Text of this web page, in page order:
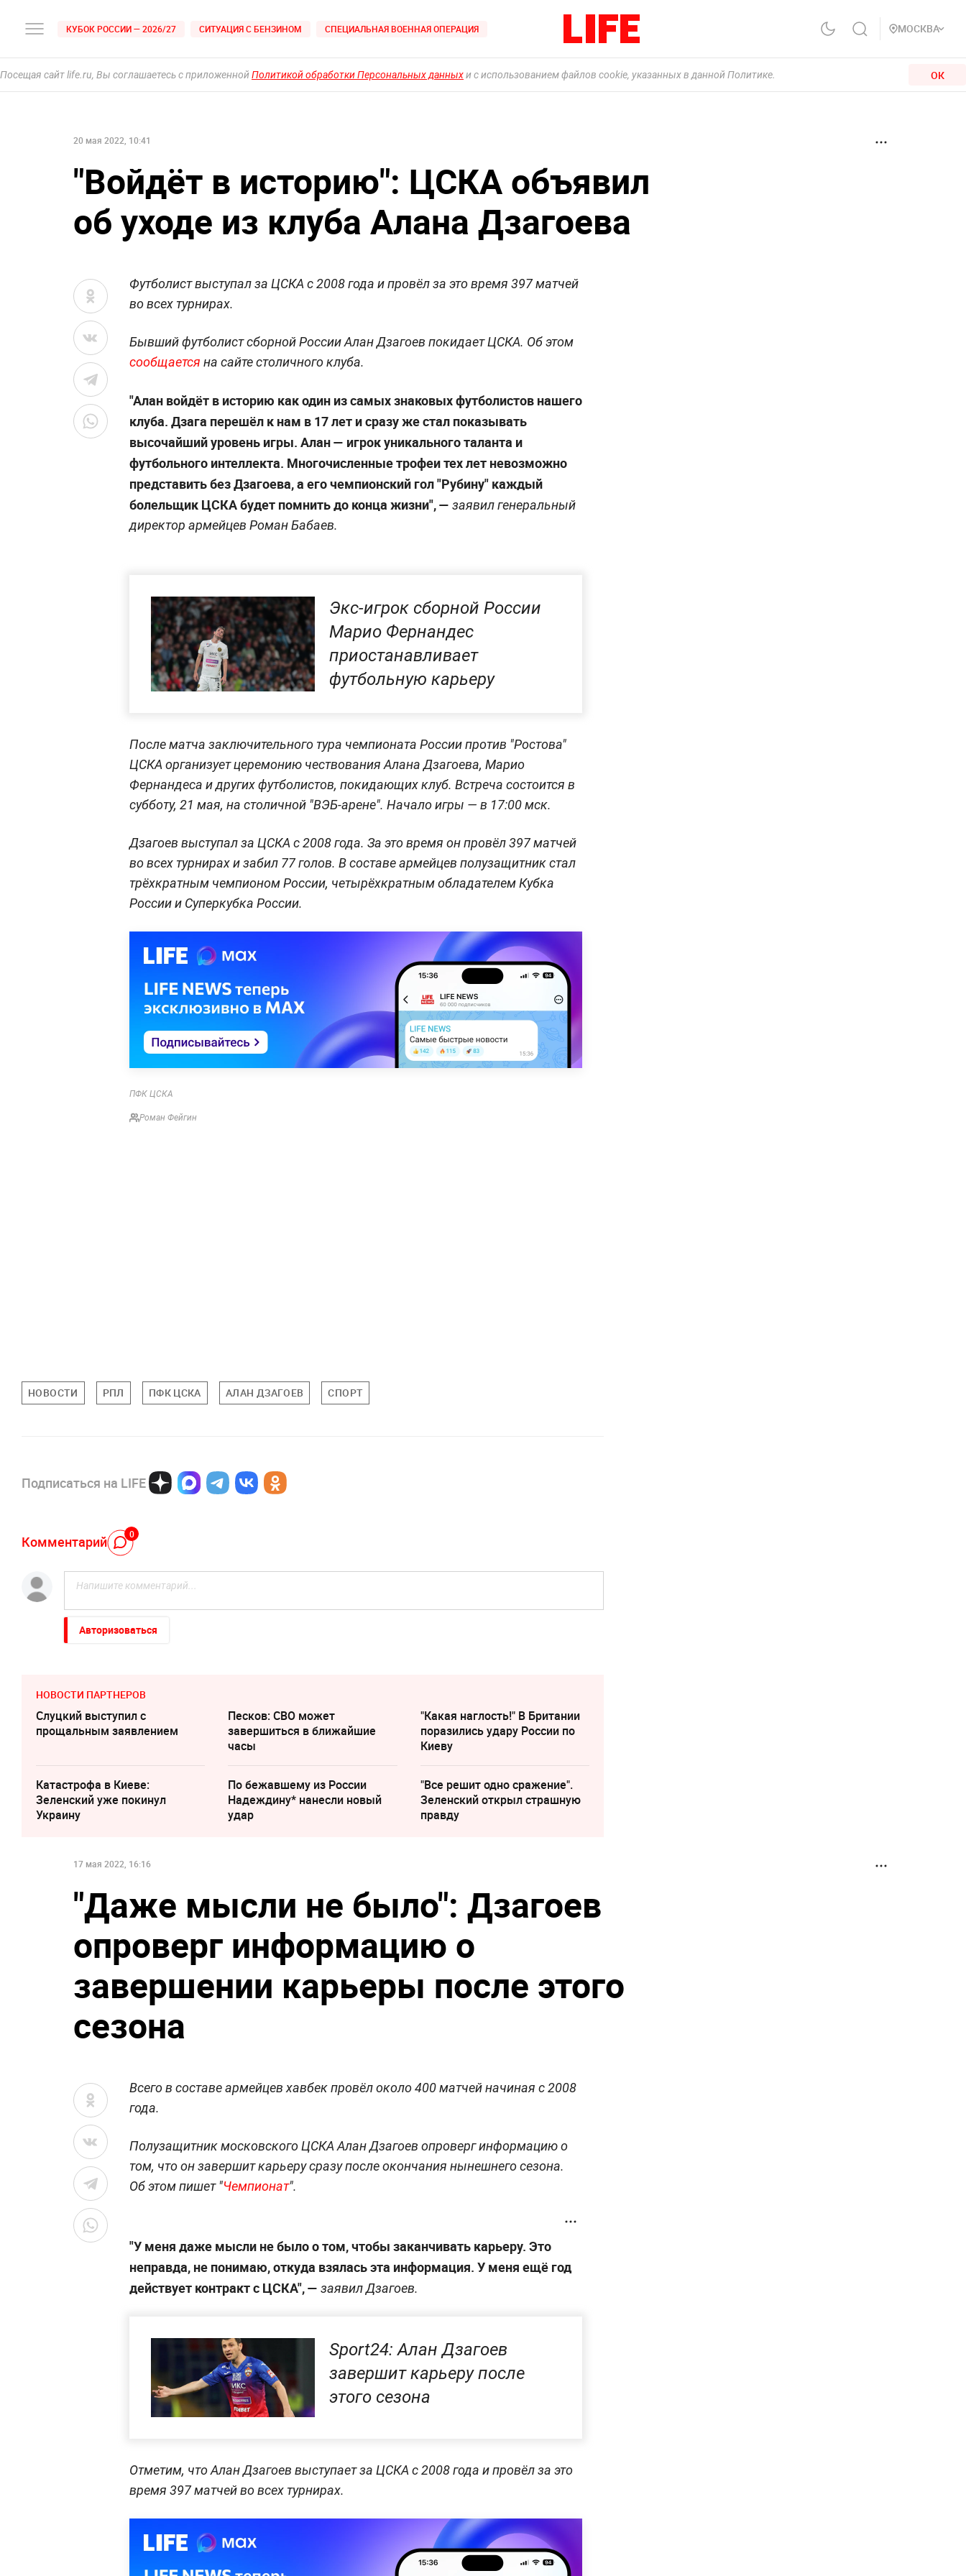
КУБОК РОССИИ — 2026/27 СИТУАЦИЯ С БЕНЗИНОМ СПЕЦИАЛЬНАЯ ВОЕННАЯ ОПЕРАЦИЯ МОСКВА
Посещая сайт life.ru, Вы соглашаетесь с приложеннойПолитикой обработки Персональных данныхи с использованием файлов cookie, указанных в данной Политике. ОК
20 мая 2022, 10:41
"Войдёт в историю": ЦСКА объявил
об уходе из клуба Алана Дзагоева
Футболист выступал за ЦСКА с 2008 года и провёл за это время 397 матчей
во всех турнирах.
Бывший футболист сборной России Алан Дзагоев покидает ЦСКА. Об этом
сообщается на сайте столичного клуба.
"Алан войдёт в историю как один из самых знаковых футболистов нашего
клуба. Дзага перешёл к нам в 17 лет и сразу же стал показывать
высочайший уровень игры. Алан — игрок уникального таланта и
футбольного интеллекта. Многочисленные трофеи тех лет невозможно
представить без Дзагоева, а его чемпионский гол "Рубину" каждый
болельщик ЦСКА будет помнить до конца жизни",— заявил генеральный
директор армейцев Роман Бабаев.
Экс-игрок сборной России
Марио Фернандес
приостанавливает
футбольную карьеру
После матча заключительного тура чемпионата России против "Ростова"
ЦСКА организует церемонию чествования Алана Дзагоева, Марио
Фернандеса и других футболистов, покидающих клуб. Встреча состоится в
субботу, 21 мая, на столичной "ВЭБ-арене". Начало игры — в 17:00 мск.
Дзагоев выступал за ЦСКА с 2008 года. За это время он провёл 397 матчей
во всех турнирах и забил 77 голов. В составе армейцев полузащитник стал
трёхкратным чемпионом России, четырёхкратным обладателем Кубка
России и Суперкубка России.
ПФК ЦСКА
Роман Фейгин
НОВОСТИ РПЛ ПФК ЦСКА АЛАН ДЗАГОЕВ СПОРТ
Подписаться на LIFE
Комментарий 0
Авторизоваться
НОВОСТИ ПАРТНЕРОВ
Слуцкий выступил с
прощальным заявлением
Песков: СВО может
завершиться в ближайшие
часы
"Какая наглость!" В Британии
поразились удару России по
Киеву
Катастрофа в Киеве:
Зеленский уже покинул
Украину
По бежавшему из России
Надеждину* нанесли новый
удар
"Все решит одно сражение".
Зеленский открыл страшную
правду
17 мая 2022, 16:16
"Даже мысли не было": Дзагоев
опроверг информацию о
завершении карьеры после этого
сезона
Всего в составе армейцев хавбек провёл около 400 матчей начиная с 2008
года.
Полузащитник московского ЦСКА Алан Дзагоев опроверг информацию о
том, что он завершит карьеру сразу после окончания нынешнего сезона.
Об этом пишет "Чемпионат".
"У меня даже мысли не было о том, чтобы заканчивать карьеру. Это
неправда, не понимаю, откуда взялась эта информация. У меня ещё год
действует контракт с ЦСКА", — заявил Дзагоев.
Sport24: Алан Дзагоев
завершит карьеру после
этого сезона
Отметим, что Алан Дзагоев выступает за ЦСКА с 2008 года и провёл за это
время 397 матчей во всех турнирах.